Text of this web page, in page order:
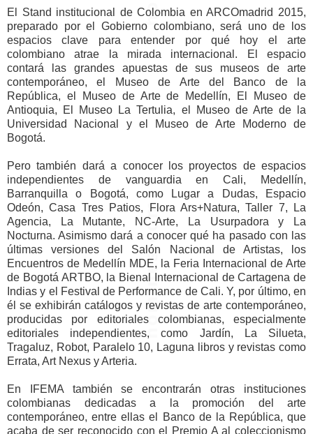
El Stand institucional de Colombia en ARCOmadrid 2015,
preparado por el Gobierno colombiano, será uno de los
espacios clave para entender por qué hoy el arte
colombiano atrae la mirada internacional. El espacio
contará las grandes apuestas de sus museos de arte
contemporáneo, el Museo de Arte del Banco de la
República, el Museo de Arte de Medellín, El Museo de
Antioquia, El Museo La Tertulia, el Museo de Arte de la
Universidad Nacional y el Museo de Arte Moderno de
Bogotá.
Pero también dará a conocer los proyectos de espacios
independientes de vanguardia en Cali, Medellín,
Barranquilla o Bogotá, como Lugar a Dudas, Espacio
Odeón, Casa Tres Patios, Flora Ars+Natura, Taller 7, La
Agencia, La Mutante, NC-Arte, La Usurpadora y La
Nocturna. Asimismo dará a conocer qué ha pasado con las
últimas versiones del Salón Nacional de Artistas, los
Encuentros de Medellín MDE, la Feria Internacional de Arte
de Bogotá ARTBO, la Bienal Internacional de Cartagena de
Indias y el Festival de Performance de Cali. Y, por último, en
él se exhibirán catálogos y revistas de arte contemporáneo,
producidas por editoriales colombianas, especialmente
editoriales independientes, como Jardín, La Silueta,
Tragaluz, Robot, Paralelo 10, Laguna libros y revistas como
Errata, Art Nexus y Arteria.
En IFEMA también se encontrarán otras instituciones
colombianas dedicadas a la promoción del arte
contemporáneo, entre ellas el Banco de la República, que
acaba de ser reconocido con el Premio A al coleccionismo